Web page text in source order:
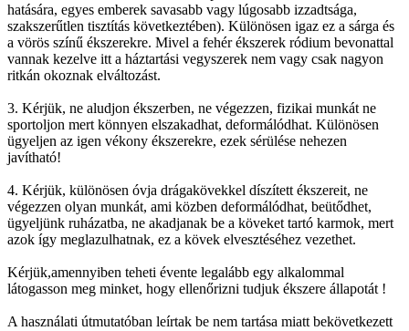
hatására, egyes emberek savasabb vagy lúgosabb izzadtsága,
szakszerűtlen tisztítás következtében). Különösen igaz ez a sárga és
a vörös színű ékszerekre. Mivel a fehér ékszerek ródium bevonattal
vannak kezelve itt a háztartási vegyszerek nem vagy csak nagyon
ritkán okoznak elváltozást.
3. Kérjük, ne aludjon ékszerben, ne végezzen, fizikai munkát ne
sportoljon mert könnyen elszakadhat, deformálódhat. Különösen
ügyeljen az igen vékony ékszerekre, ezek sérülése nehezen
javítható!
4. Kérjük, különösen óvja drágakövekkel díszített ékszereit, ne
végezzen olyan munkát, ami közben deformálódhat, beütődhet,
ügyeljünk ruházatba, ne akadjanak be a köveket tartó karmok, mert
azok így meglazulhatnak, ez a kövek elvesztéséhez vezethet.
Kérjük,amennyiben teheti évente legalább egy alkalommal
látogasson meg minket, hogy ellenőrizni tudjuk ékszere állapotát !
A használati útmutatóban leírtak be nem tartása miatt bekövetkezett